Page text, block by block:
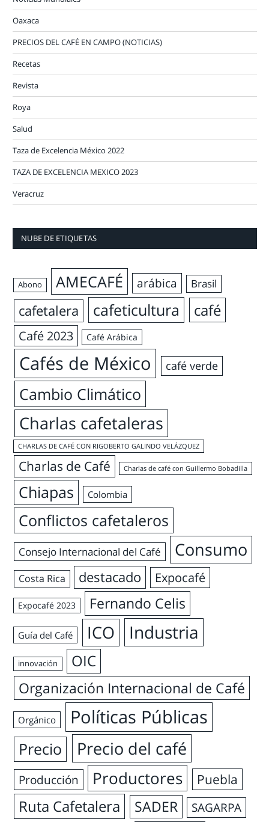
Oaxaca
PRECIOS DEL CAFÉ EN CAMPO (NOTICIAS)
Recetas
Revista
Roya
Salud
Taza de Excelencia México 2022
TAZA DE EXCELENCIA MEXICO 2023
Veracruz
NUBE DE ETIQUETAS
Abono AMECAFÉ arábica Brasil
cafetalera cafeticultura café
Café 2023 Café Arábica
Cafés de México café verde
Cambio Climático
Charlas cafetaleras
CHARLAS DE CAFÉ CON RIGOBERTO GALINDO VELÁZQUEZ
Charlas de Café Charlas de café con Guillermo Bobadilla
Chiapas Colombia
Conflictos cafetaleros
Consejo Internacional del Café Consumo
Costa Rica destacado Expocafé
Expocafé 2023 Fernando Celis
Guía del Café ICO Industria
innovación
OIC
Organización Internacional de Café
Orgánico Políticas Públicas
Precio Precio del café
Producción Productores Puebla
Ruta Cafetalera SADER SAGARPA